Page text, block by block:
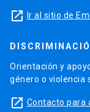
launch Ir al sitio de
Orientación y
género o violencia
launch Contacto para